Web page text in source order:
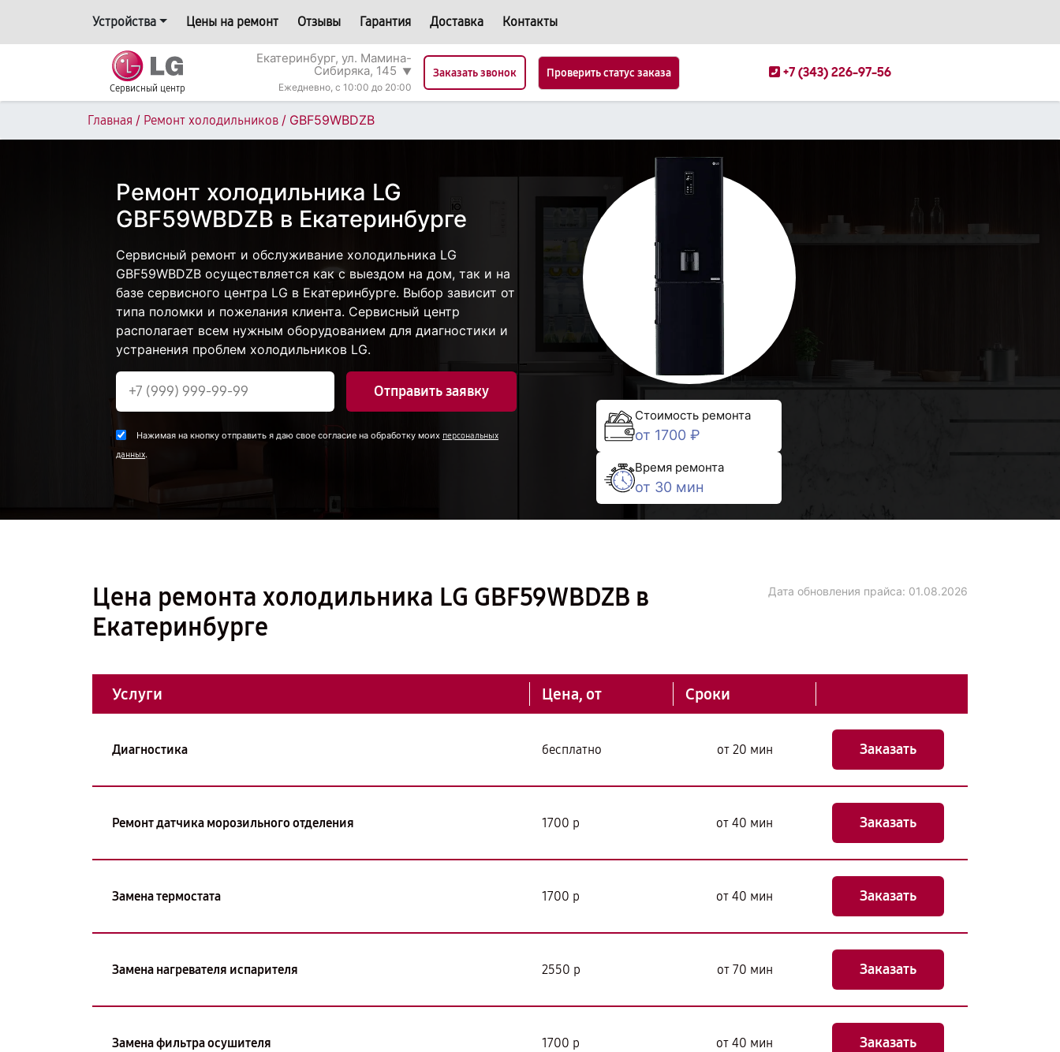
Устройства Цены на ремонт Отзывы Гарантия Доставка Контакты
Сервисный центр
Екатеринбург, ул. Мамина-
Сибиряка, 145 ▼
Ежедневно, с 10:00 до 20:00
Заказать звонок Проверить статус заказа +7 (343) 226-97-56
Главная / Ремонт холодильников / GBF59WBDZB
Ремонт холодильника LG
GBF59WBDZB в Екатеринбурге
Сервисный ремонт и обслуживание холодильника LG
GBF59WBDZB осуществляется как с выездом на дом, так и на
базе сервисного центра LG в Екатеринбурге. Выбор зависит от
типа поломки и пожелания клиента. Сервисный центр
располагает всем нужным оборудованием для диагностики и
устранения проблем холодильников LG.
Отправить заявку
Нажимая на кнопку отправить я даю свое согласие на обработку моих персональных
данных.
Стоимость ремонта
от 1700 ₽
Время ремонта
от 30 мин
Цена ремонта холодильника LG GBF59WBDZB в
Екатеринбурге
Дата обновления прайса: 01.08.2026
Услуги Цена, от Сроки
Диагностика бесплатно от 20 мин Заказать
Ремонт датчика морозильного отделения 1700 р от 40 мин Заказать
Замена термостата 1700 р от 40 мин Заказать
Замена нагревателя испарителя 2550 р от 70 мин Заказать
Замена фильтра осушителя 1700 р от 40 мин Заказать